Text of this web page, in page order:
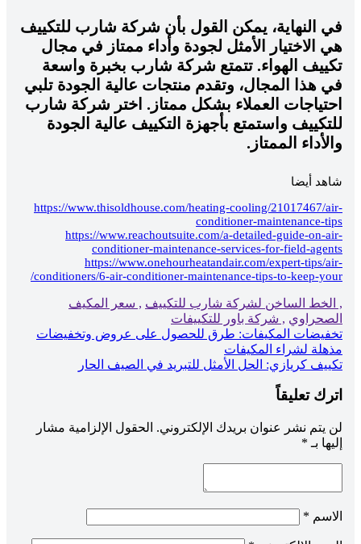
في النهاية، يمكن القول بأن شركة شارب للتكييف
هي الاختيار الأمثل لجودة وأداء ممتاز في مجال
تكييف الهواء. تتمتع شركة شارب بخبرة واسعة
في هذا المجال، وتقدم منتجات عالية الجودة تلبي
احتياجات العملاء بشكل ممتاز. اختر شركة شارب
للتكييف واستمتع بأجهزة التكييف عالية الجودة
والأداء الممتاز.
شاهد أيضا
https://www.thisoldhouse.com/heating-cooling/21017467/air-
conditioner-maintenance-tips
https://www.reachoutsuite.com/a-detailed-guide-on-air-
conditioner-maintenance-services-for-field-agents
https://www.onehourheatandair.com/expert-tips/air-
conditioners/6-air-conditioner-maintenance-tips-to-keep-your/
, الخط الساخن لشركة شارب للتكييف , سعر المكيف
الصحراوي , شركة باور للتكييفات
تخفيضات المكيفات: طرق للحصول على عروض وتخفيضات
مذهلة لشراء المكيفات
تكييف كريازي: الحل الأمثل للتبريد في الصيف الحار
اترك تعليقاً
لن يتم نشر عنوان بريدك الإلكتروني. الحقول الإلزامية مشار
إليها بـ*
الاسم*